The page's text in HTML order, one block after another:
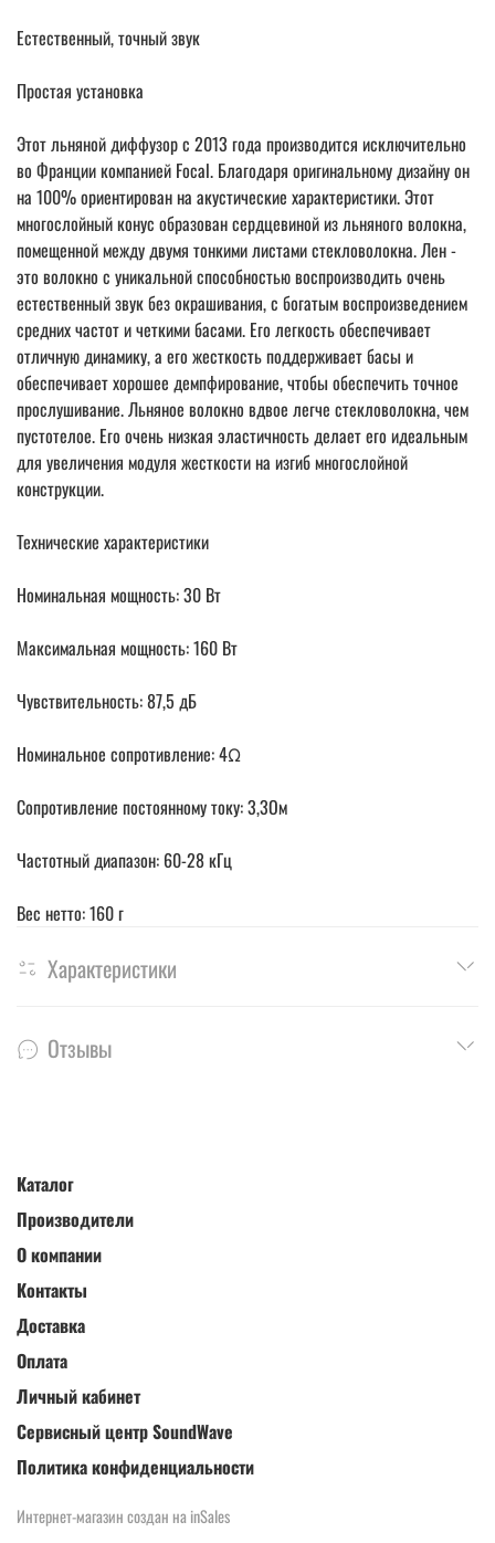
Естественный, точный звук
Простая установка
Этот льняной диффузор с 2013 года производится исключительно
во Франции компанией Focal. Благодаря оригинальному дизайну он
на 100% ориентирован на акустические характеристики. Этот
многослойный конус образован сердцевиной из льняного волокна,
помещенной между двумя тонкими листами стекловолокна. Лен -
это волокно с уникальной способностью воспроизводить очень
естественный звук без окрашивания, с богатым воспроизведением
средних частот и четкими басами. Его легкость обеспечивает
отличную динамику, а его жесткость поддерживает басы и
обеспечивает хорошее демпфирование, чтобы обеспечить точное
прослушивание. Льняное волокно вдвое легче стекловолокна, чем
пустотелое. Его очень низкая эластичность делает его идеальным
для увеличения модуля жесткости на изгиб многослойной
конструкции.
Технические характеристики
Номинальная мощность: 30 Вт
Максимальная мощность: 160 Вт
Чувствительность: 87,5 дБ
Номинальное сопротивление: 4Ω
Сопротивление постоянному току: 3,3Ом
Частотный диапазон: 60-28 кГц
Вес нетто: 160 г
Характеристики
Отзывы
Каталог
Производители
О компании
Контакты
Доставка
Оплата
Личный кабинет
Сервисный центр SoundWave
Политика конфиденциальности
Интернет-магазин создан на inSales